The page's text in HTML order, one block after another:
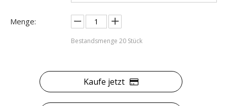
Menge:
Bestandsmenge 20 Stück
Kaufe jetzt